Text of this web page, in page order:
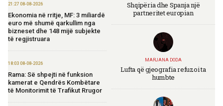
21:27 08-08-2026
Ekonomia në rritje, MF: 3 miliardë
euro më shumë qarkullim nga
bizneset dhe 148 mijë subjekte
të regjistruara
18:03 08-08-2026
Rama: Së shpejti në funksion
kamerat e Qendrës Kombëtare
të Monitorimit të Trafikut Rrugor
Shqipëria dhe Spanja një
partneritet europian
MARJANA DODA
Lufta që gjeografia refuzoi ta
humbte